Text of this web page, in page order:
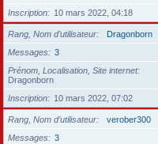
Inscription
10 mars 2022, 04:18
Rang, Nom d’utilisateur
Dragonborn
Messages
3
Prénom, Localisation, Site internet
Dragonborn
Inscription
10 mars 2022, 07:02
Rang, Nom d’utilisateur
verober300
Messages
3